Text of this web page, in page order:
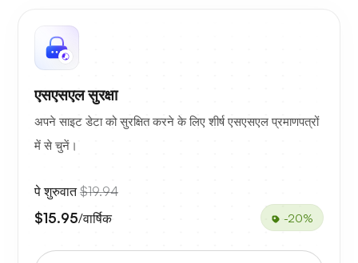
एसएसएल सुरक्षा
अपने साइट डेटा को सुरक्षित करने के लिए शीर्ष एसएसएल प्रमाणपत्रों
में से चुनें।
पे शुरुवात$19.94
$15.95/वार्षिक -20%